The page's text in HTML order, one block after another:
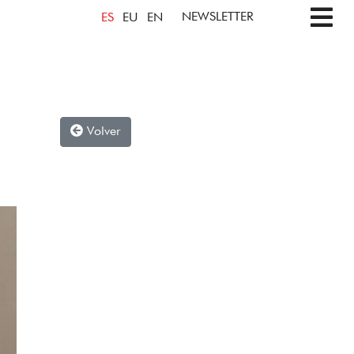
NEWSLETTER
ES EU EN
Volver